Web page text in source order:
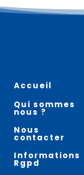
LA LYS
Accueil
Qui sommes
nous ?
Nous
contacter
Informations
Rgpd